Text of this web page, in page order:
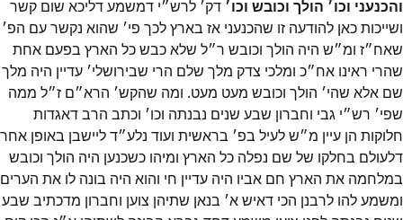
והכנעני וכו׳ הולך וכובש וכו׳ דק׳ לרש״י דמשמע דליכא שום קשר
ושייכות כאן להודעה זו שהכנעני אז בארץ לכך פי׳ שהוא נקשר עם הפ׳
שאח״ז ומ״ש היה הולך וכובש ר״ל שלא כבש כל הארץ בפעם אחת
שהרי ראינו אח״כ ומלכי צדק מלך שלם הרי שבירושלי׳ עדיין היה מלך
שם אלא שהי׳ הולך וכובש מעט מעט. ומה שהקש׳ הרא״ם ז״ל ממה
שפי׳ רש״י גבי וחברון שבע שנים נבנתה וכו׳ וכתב הרב דאגדות
חלוקות הן עיין מ״ש לעיל בפ׳ בראשית ועוד נלע״ד ליישבן באופן אחר
דלעולם בחלקו של שם נפלה כל הארץ ומיהו כשכנען היה הולך וכובש
במלחמה את הארץ חם אביו היה עדיין חי והוא היה בונה לו את הערים
ומשמע להו לרבנן הכי דאיש א׳ בנאן שתיהן צוען וחברון מדכתיב שבע